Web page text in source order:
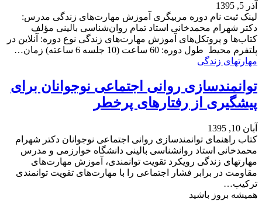
آذر 5, 1395
لینک ثبت نام دوره مربیگری آموزش مهارت‌های زندگی مدرس:
دکتر شهرام محمدخانی استاد تمام روان‌شناسی بالینی مؤلف
کتاب‌ها و پروتکل‌های آموزش مهارت‌های زندگی نوع دوره: آنلاین در
پلتفرم محیط طول دوره: 60 ساعت (10 جلسه 6 ساعته) زمان…
مهارتهای زندگی
توانمندسازی روانی اجتماعی نوجوانان برای
پیشگیری از رفتارهای پرخطر
آبان 10, 1395
کتاب راهنمای توانمندسازی روانی اجتماعی نوجوانان دکتر شهرام
محمدخانی استاد روانشناسی بالینی دانشگاه خوارزمی و مدرس
مهارتهای زندگی رویکرد تقویت توانمندی، آموزش مهارت‌های
مقاومت در برابر فشار اجتماعی را با مهارت‌های تقویت توانمندی
ترکیب…
همیشه بروز باشید